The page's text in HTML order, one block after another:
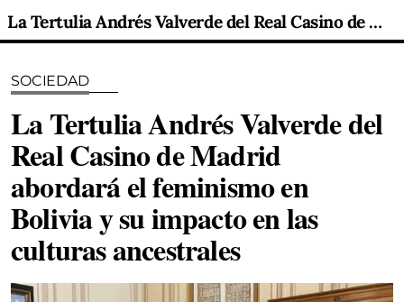
La Tertulia Andrés Valverde del Real Casino de Madrid abordará el feminismo en Bolivia y su impacto en las culturas ancestrales
SOCIEDAD
La Tertulia Andrés Valverde del
Real Casino de Madrid
abordará el feminismo en
Bolivia y su impacto en las
culturas ancestrales